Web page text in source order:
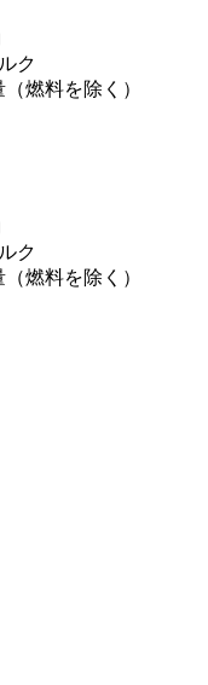
ク
燃料を除く）
ク
燃料を除く）